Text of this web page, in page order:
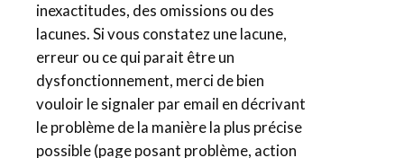
inexactitudes, des omissions ou des
lacunes. Si vous constatez une lacune,
erreur ou ce qui parait être un
dysfonctionnement, merci de bien
vouloir le signaler par email en décrivant
le problème de la manière la plus précise
possible (page posant problème, action